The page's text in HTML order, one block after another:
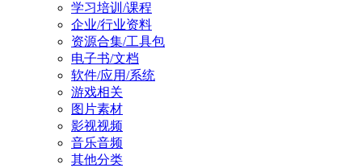
学习培训/课程
企业/行业资料
资源合集/工具包
电子书/文档
软件/应用/系统
游戏相关
图片素材
影视视频
音乐音频
其他分类